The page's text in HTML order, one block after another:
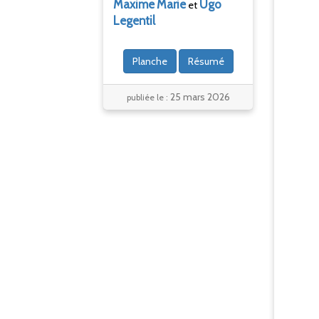
Maxime Marieet Ugo
Legentil
Planche Résumé
publiée le : 25 mars 2026